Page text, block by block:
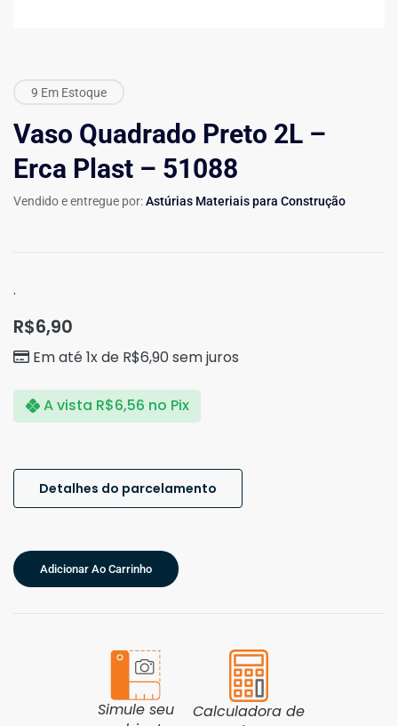
9 Em Estoque
Vaso Quadrado Preto 2L –
Erca Plast – 51088
Vendido e entregue por:Astúrias Materiais para Construção
.
R$6,90
Em até 1x de R$6,90sem juros
A vista R$6,56 no Pix
Detalhes do parcelamento
Adicionar Ao Carrinho
Simule seu
Calculadora de